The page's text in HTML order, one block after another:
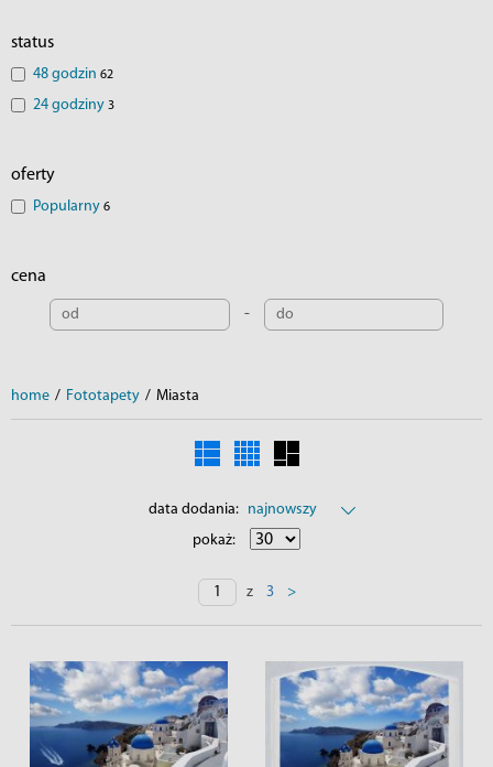
status
48 godzin 62
24 godziny 3
oferty
Popularny 6
cena
-
home / Fototapety / Miasta
data dodania: najnowszy
pokaż:
z 3 >